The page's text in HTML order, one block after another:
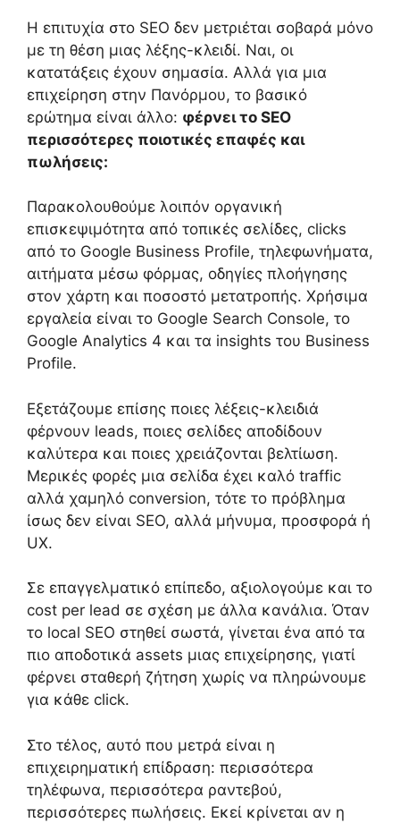
Η επιτυχία στο SEO δεν μετριέται σοβαρά μόνο
με τη θέση μιας λέξης-κλειδί. Ναι, οι
κατατάξεις έχουν σημασία. Αλλά για μια
επιχείρηση στην Πανόρμου, το βασικό
ερώτημα είναι άλλο: φέρνει το SEO
περισσότερες ποιοτικές επαφές και
πωλήσεις:
Παρακολουθούμε λοιπόν οργανική
επισκεψιμότητα από τοπικές σελίδες, clicks
από το Google Business Profile, τηλεφωνήματα,
αιτήματα μέσω φόρμας, οδηγίες πλοήγησης
στον χάρτη και ποσοστό μετατροπής. Χρήσιμα
εργαλεία είναι το Google Search Console, το
Google Analytics 4 και τα insights του Business
Profile.
Εξετάζουμε επίσης ποιες λέξεις-κλειδιά
φέρνουν leads, ποιες σελίδες αποδίδουν
καλύτερα και ποιες χρειάζονται βελτίωση.
Μερικές φορές μια σελίδα έχει καλό traffic
αλλά χαμηλό conversion, τότε το πρόβλημα
ίσως δεν είναι SEO, αλλά μήνυμα, προσφορά ή
UX.
Σε επαγγελματικό επίπεδο, αξιολογούμε και το
cost per lead σε σχέση με άλλα κανάλια. Όταν
το local SEO στηθεί σωστά, γίνεται ένα από τα
πιο αποδοτικά assets μιας επιχείρησης, γιατί
φέρνει σταθερή ζήτηση χωρίς να πληρώνουμε
για κάθε click.
Στο τέλος, αυτό που μετρά είναι η
επιχειρηματική επίδραση: περισσότερα
τηλέφωνα, περισσότερα ραντεβού,
περισσότερες πωλήσεις. Εκεί κρίνεται αν η